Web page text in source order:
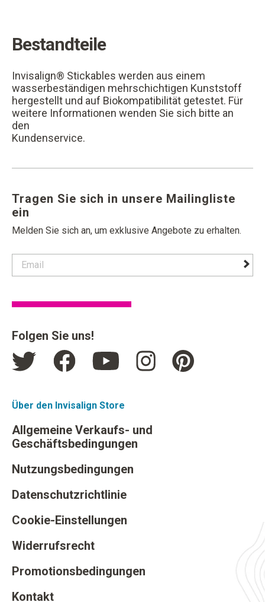
Bestandteile
Invisalign® Stickables werden aus einem
wasserbeständigen mehrschichtigen Kunststoff
hergestellt und auf Biokompatibilität getestet. Für
weitere Informationen wenden Sie sich bitte an
den
Kundenservice.
Tragen Sie sich in unsere Mailingliste
ein
Melden Sie sich an, um exklusive Angebote zu erhalten.
contact email label
Folgen Sie uns!
Über den Invisalign Store
Allgemeine Verkaufs- und
Geschäftsbedingungen
Nutzungsbedingungen
Datenschutzrichtlinie
Cookie-Einstellungen
Widerrufsrecht
Promotionsbedingungen
Kontakt